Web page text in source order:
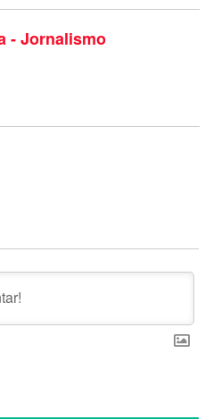
- Jornalismo